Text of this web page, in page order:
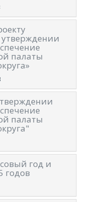
палаты
палаты
год и
годов